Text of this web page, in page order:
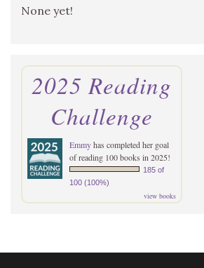
None yet!
2025 Reading
Challenge
Emmyhas completed her goal
of reading 100 books in 2025!
185 of
100 (100%)
view books